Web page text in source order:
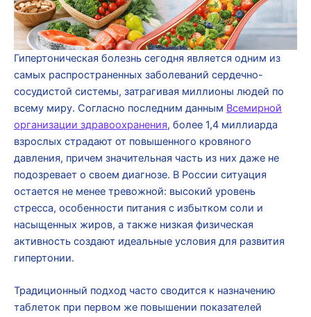
Гипертоническая болезнь сегодня является одним из
самых распространенных заболеваний сердечно-
сосудистой системы, затрагивая миллионы людей по
всему миру. Согласно последним данным Всемирной
организации здравоохранения, более 1,4 миллиарда
взрослых страдают от повышенного кровяного
давления, причем значительная часть из них даже не
подозревает о своем диагнозе. В России ситуация
остается не менее тревожной: высокий уровень
стресса, особенности питания с избытком соли и
насыщенных жиров, а также низкая физическая
активность создают идеальные условия для развития
гипертонии.
Традиционный подход часто сводится к назначению
таблеток при первом же повышении показателей